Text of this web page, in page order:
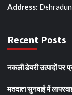
Address:
Recent Posts
नकली डेयरी उत्पादों पर
मतदाता सुनवाई में